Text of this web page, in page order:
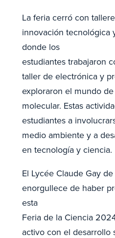
La feria cerró con
innovación tecnológica
donde los
estudiantes trabajaron
taller de electrónica y
exploraron el mundo
molecular. Estas
estudiantes a
medio ambiente y a
en tecnología y ciencia.
El Lycée Claude Gay
enorgullece de haber
esta
Feria de la Ciencia
activo con el desarrollo